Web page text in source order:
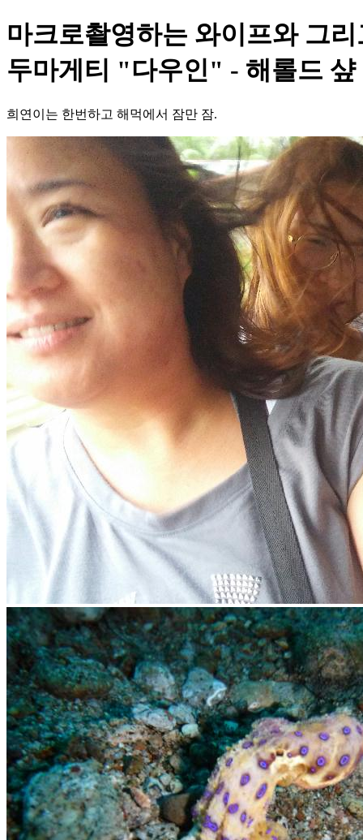
마크로촬영하는 와이프와 그
두마게티 "다우인" - 해롤드 샾
희연이는 한번하고 해먹에서 잠만 잠.